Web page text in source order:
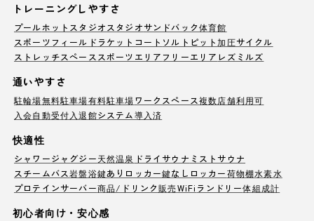
トレーニングしやすさ
プールホットスタジオ スタジオサンドバック体育館
スポーツフィールド ラケットコート ソルトピット加圧サイクル
ストレッチスペース スポーツエリア フリーエリア レズミルズ
通いやすさ
駐輪場無料駐車場有料駐車場ワークスペース複数店舗利用可
入会自動受付 入退館システム導入済
快適性
シャワージャグジー天然温泉 ドライサウナ ミストサウナ
スチームバス岩盤浴鍵ありロッカー鍵なしロッカー荷物棚水素水
プロテインサーバー商品/ドリンク販売WiFi ランドリー体組成計
初心者向け・安心感